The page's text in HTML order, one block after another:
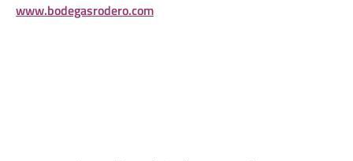
www.bodegasrodero.com